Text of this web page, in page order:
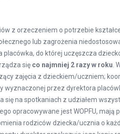
z orzeczeniem o potrzebie
lub zagrożenia
do której uczęszcza
się co najmniej 2 razy w roku .
zajęcia z dzieckiem/uczniem;
wyznaczonej przez dyrektora
się na spotkaniach z udziałem
opracowywane jest WOPFU,
rodziców dziecka/ucznia o